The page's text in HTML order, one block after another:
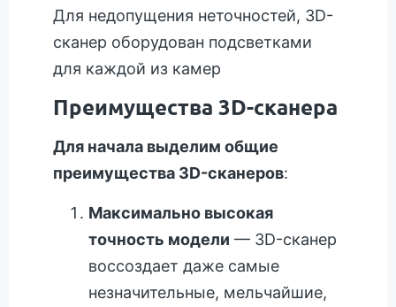
Для недопущения неточностей, 3D-
сканер оборудован подсветками
для каждой из камер
Преимущества 3D-сканера
Для начала выделим общие
преимущества 3D-сканеров:
Максимально высокая
точность модели — 3D-сканер
воссоздает даже самые
незначительные, мельчайшие,